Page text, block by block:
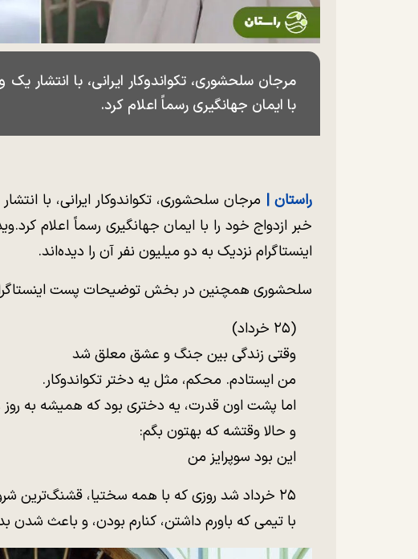
مرجان سلحشوری، تکواندوکار ایرانی، با انتشار یک
با ایمان جهانگیری رسماً اعلام کرد.
راستان | مرجان سلحشوری، تکواندوکار ایرانی، با
خبر ازدواج خود را با ایمان جهانگیری رسماً اعلام
اینستاگرام نزدیک به دو میلیون نفر آن را دیده‌اند.
سلحشوری همچنین در بخش توضیحات پست
(۲۵ خرداد)
وقتی زندگی بین جنگ و عشق معلق شد
من ایستادم. محکم، مثل یه دختر تکواندوکار.
اما پشت اون قدرت، یه دختری بود که همیشه به
و حالا وقتشه که بهتون بگم:
این بود سوپرایز من
با تیمی که باورم داشتن، کنارم بودن، و باعث شدن